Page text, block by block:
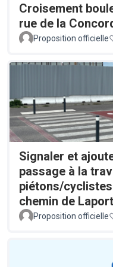
Croisement
rue de la
Proposition officielle
Signaler et
passage à la
piétons/
chemin de
Proposition officielle